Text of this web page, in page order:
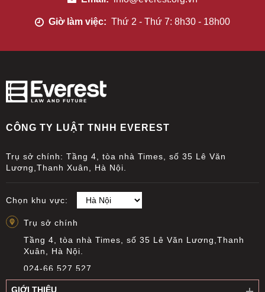
Giờ làm việc: Thứ 2 - Thứ 7: 8h30 - 18h00
CÔNG TY LUẬT TNHH EVEREST
Trụ sở chính: Tầng 4, tòa nhà Times, số 35 Lê Văn
Lương,Thanh Xuân, Hà Nội.
Chọn khu vực:
Trụ sở chính
Tầng 4, tòa nhà Times, số 35 Lê Văn Lương,Thanh
Xuân, Hà Nội.
024-66 527 527
info@everest.org.vn
GIỚI THIỆU